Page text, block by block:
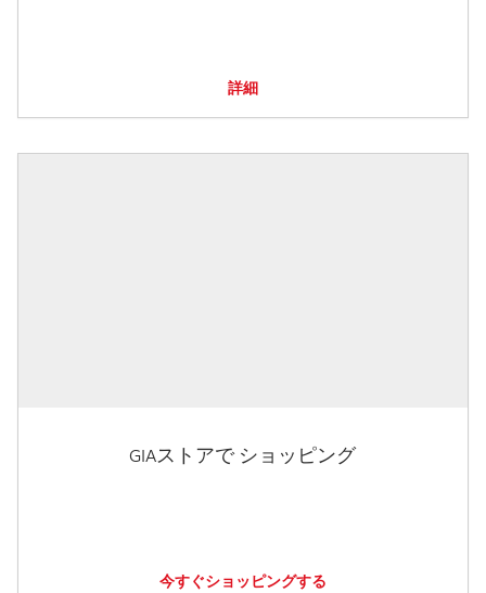
詳細
GIAストアで ショッピング
今すぐショッピングする